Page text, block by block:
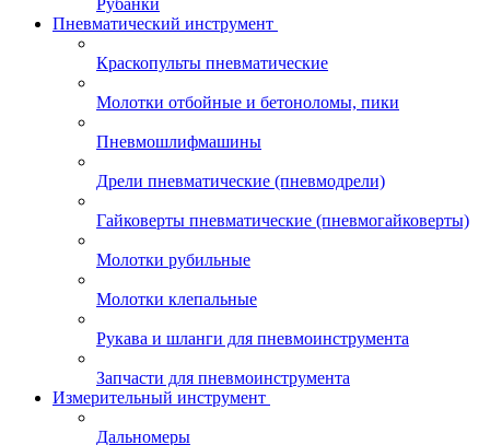
Рубанки
Пневматический инструмент
Краскопульты пневматические
Молотки отбойные и бетоноломы, пики
Пневмошлифмашины
Дрели пневматические (пневмодрели)
Гайковерты пневматические (пневмогайковерты)
Молотки рубильные
Молотки клепальные
Рукава и шланги для пневмоинструмента
Запчасти для пневмоинструмента
Измерительный инструмент
Дальномеры